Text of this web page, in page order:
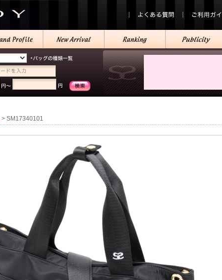
> SM17340101